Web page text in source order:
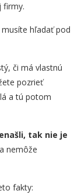
firmy.
hľadať pod
či má vlastnú
pozrieť
a tú potom
tak nie je
nemôže
fakty: